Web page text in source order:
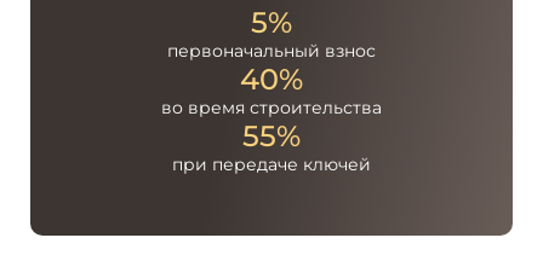
5%
первоначальный взнос
40%
во время строительства
55%
при передаче ключей